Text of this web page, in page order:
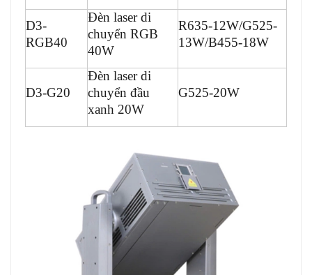
D3-
RGB40
Đèn laser di
chuyển RGB
40W
R635-12W/G525-
13W/B455-18W
D3-G20
Đèn laser di
chuyển đầu
xanh 20W
G525-20W